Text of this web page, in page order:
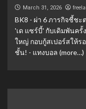
March 31, 2026
BK8 - ผ่า 6 ภารกิจชี้ชะ
'เด แซร์บี้' กับเดิมพันครั้ง
ใหญ่ กอบกู้สเปอร์สให้ร
ชั้น! - แทงบอล (more…)